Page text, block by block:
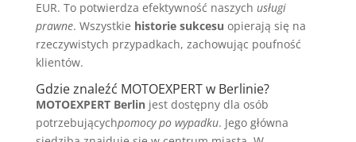
EUR. To potwierdza efektywność naszych usługi
prawne. Wszystkie historie sukcesu opierają się na
rzeczywistych przypadkach, zachowując poufność
klientów.
Gdzie znaleźć MOTOEXPERT w Berlinie?
MOTOEXPERT Berlinjest dostępny dla osób
potrzebującychpomocy po wypadku. Jego główna